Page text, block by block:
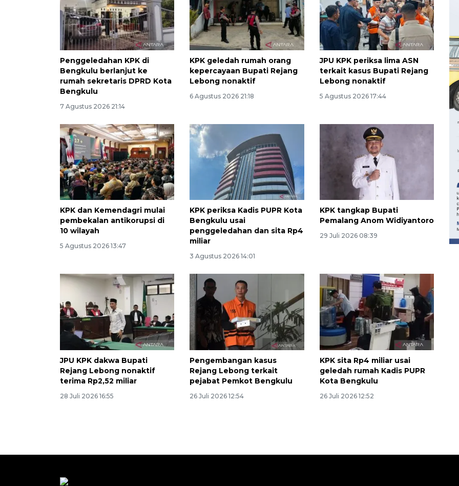
Penggeledahan KPK di
Bengkulu berlanjut ke
rumah sekretaris DPRD Kota
Bengkulu
7 Agustus 2026 21:14
KPK geledah rumah orang
kepercayaan Bupati Rejang
Lebong nonaktif
6 Agustus 2026 21:18
JPU KPK periksa lima ASN
terkait kasus Bupati Rejang
Lebong nonaktif
5 Agustus 2026 17:44
KPK dan Kemendagri mulai
pembekalan antikorupsi di
10 wilayah
5 Agustus 2026 13:47
KPK periksa Kadis PUPR Kota
Bengkulu usai
penggeledahan dan sita Rp4
miliar
3 Agustus 2026 14:01
KPK tangkap Bupati
Pemalang Anom Widiyantoro
29 Juli 2026 08:39
JPU KPK dakwa Bupati
Rejang Lebong nonaktif
terima Rp2,52 miliar
28 Juli 2026 16:55
Pengembangan kasus
Rejang Lebong terkait
pejabat Pemkot Bengkulu
26 Juli 2026 12:54
KPK sita Rp4 miliar usai
geledah rumah Kadis PUPR
Kota Bengkulu
26 Juli 2026 12:52
160 ribu sambungan baru
jaringan gas 2026
2026-08-07 18:00:00